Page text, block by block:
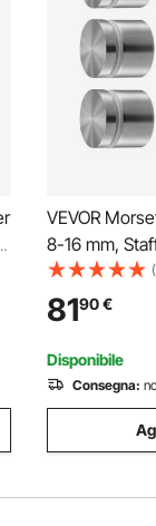
VEVOR
8-16 mm,
in Vetro 4
Montaggio
304, Staffa
Giardino,
8190€
Disponibile
Consegna: